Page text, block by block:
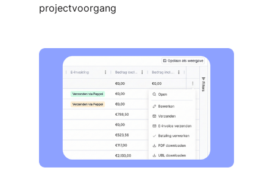
projectvoorgang